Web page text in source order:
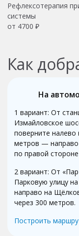
Рефлексотерапия
системы
от 4700 ₽
Как
На
1 вариант: От
Измайловское
поверните налево
метров —
по правой
2 вариант: От
Парковую улицу
направо на
через 300 метров.
Построить